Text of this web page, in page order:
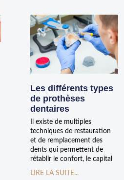
Les différents types
de prothèses
dentaires
Il existe de multiples
techniques de restauration
et de remplacement des
dents qui permettent de
rétablir le confort, le capital
LIRE LA SUITE...